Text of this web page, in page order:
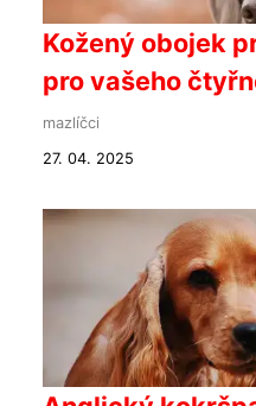
Kožený obojek
pro vašeho
mazlíčci
27. 04. 2025